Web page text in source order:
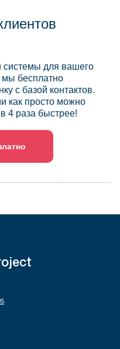
для вашего
мы бесплатно
с базой контактов.
как просто можно
4 раза быстрее!